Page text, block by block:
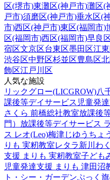
区(堺市)東灘区(神戸市)灘区(
戸市)須磨区(神戸市)垂水区(
市)西区(神戸市)東区(福岡市)
区(福岡市)西区(福岡市)早良
宿区文京区台東区墨田区江
渋谷区中野区杉並区豊島区
飾区江戸川区
人気な施設
リックグロー(LICGROW)八
課後等デイサービス 児童発
さくら 前橋総社教室放課後
門） 放課後等デイサービス
ス レオ(Leo)梅津じゆうちょ
りも 実籾教室レタラ新川 わ
支援 まりも 実籾教室子ども
児童発達支援 まりも 津田沼
ト・シー・ガーデンぷっく